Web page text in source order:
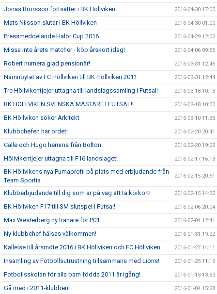
Jonas Brorsson fortsätter i BK Höllviken 2016-04-30 17:00
Mats Nilsson slutar i BK Höllviken 2016-04-30 01:00
Pressmeddelande Halör Cup 2016 2016-04-29 12:02
Missa inte årets matcher - köp årskort idag! 2016-04-06 09:55
Robert numera glad pensionär! 2016-03-31 12:46
Namnbytet av FC Höllviken till BK Höllviken 2011 2016-03-31 12:44
Tre Höllvikentjejer uttagna till landslagssamling i Futsal! 2016-03-18 10:13
BK HÖLLVIKEN SVENSKA MÄSTARE I FUTSAL!! 2016-03-18 10:00
BK Höllviken söker Arkitekt 2016-03-10 11:33
Klubbchefen har ordet! 2016-02-20 20:41
Calle och Hugo hemma från Bolton 2016-02-20 19:29
Höllvikentjejer uttagna till F16 landslaget! 2016-02-17 16:13
BK Höllvikens nya Pumaprofil på plats med erbjudande från
Team Sportia
2016-02-15 20:51
Klubberbjudande till dig som är på väg att ta körkort! 2016-02-15 14:32
BK Höllviken F17 till SM slutspel i Futsal! 2016-02-06 20:04
Max Westerberg ny tränare för P01 2016-02-04 12:41
Ny klubbchef hälsas välkommen! 2016-01-31 19:22
Kallelse till årsmöte 2016 i BK Höllviken och FC Höllviken 2016-01-27 14:11
Insamling av Fotbollsutrustning tillsammans med Lions! 2016-01-25 11:19
Fotbollsskolan för alla barn födda 2011 är igång! 2016-01-13 13:53
Gå med i 2011-klubben! 2016-01-04 15:28